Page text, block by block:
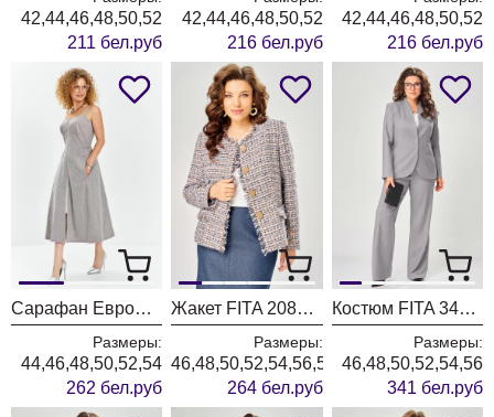
42,44,46,48,50,52
211 бел.руб
42,44,46,48,50,52
216 бел.руб
42,44,46,48,50,52
216 бел.руб
Сарафан ЕвроМода 741 серый + розовая полоска
Размеры:
44,46,48,50,52,54
262 бел.руб
Жакет FITA 20803 бежевый + деним
Размеры:
46,48,50,52,54,56,58,60,62
264 бел.руб
Костюм FITA 3402 серо-бежевый
Размеры:
46,48,50,52,54,56
341 бел.руб